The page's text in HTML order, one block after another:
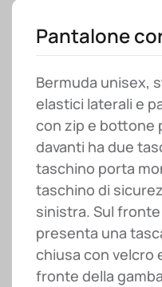
Pantalone
Bermuda unisex,
elastici laterali e
con zip e bottone
davanti ha due
taschino porta
taschino di
sinistra. Sul
presenta una
chiusa con velcro
fronte della